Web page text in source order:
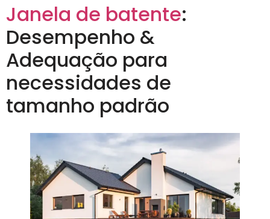
Janela de batente:
Desempenho &
Adequação para
necessidades de
tamanho padrão